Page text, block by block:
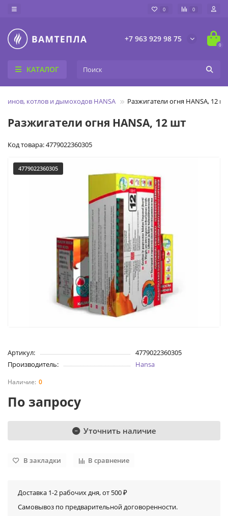
0 0
+7 963 929 98 75
0
КАТАЛОГ
котлов и дымоходов HANSA Разжигатели огня HANSA, 12 шт
Разжигатели огня HANSA, 12 шт
Код товара: 4779022360305
4779022360305
Артикул:
4779022360305
Производитель:
Hansa
0
По запросу
Уточнить наличие
В закладки В сравнение
Доставка 1-2 рабочих дня, от 500 ₽
Самовывоз по предварительной договоренности.